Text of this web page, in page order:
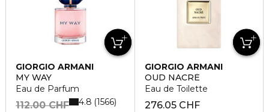
GIORGIO ARMANI
MY WAY
Eau de Parfum
112.00 CHF 4.8 1566
GIORGIO ARMANI
OUD NACRÉ
Eau de Toilette
276.05 CHF